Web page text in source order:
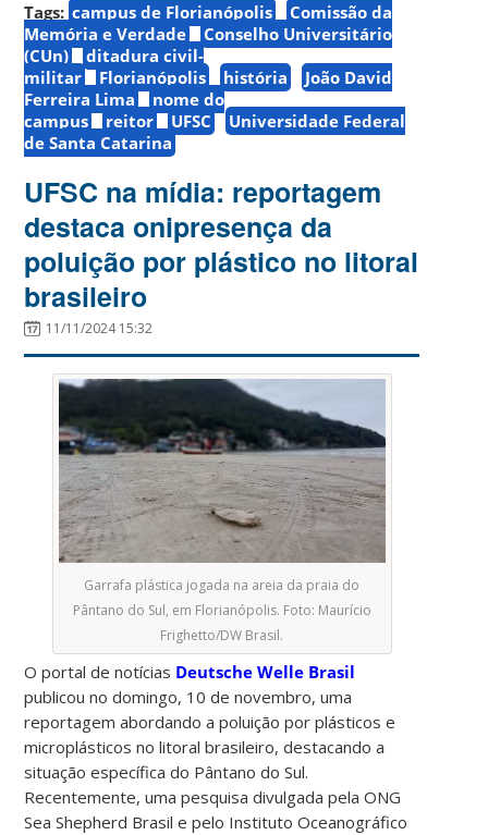
Tags: campus de Florianópolis
Comissão da
Memória e Verdade
Conselho Universitário
(CUn)
ditadura civil-
militar
Florianópolis história
João David
Ferreira Lima
nome do
campus
reitor UFSC
Universidade Federal
de Santa Catarina
UFSC na mídia: reportagem
destaca onipresença da
poluição por plástico no litoral
brasileiro
11/11/2024 15:32
Garrafa plástica jogada na areia da praia do
Pântano do Sul, em Florianópolis. Foto: Maurício
Frighetto/DW Brasil.
O portal de notícias Deutsche Welle Brasil
publicou no domingo, 10 de novembro, uma
reportagem abordando a poluição por plásticos e
microplásticos no litoral brasileiro, destacando a
situação específica do Pântano do Sul.
Recentemente, uma pesquisa divulgada pela ONG
Sea Shepherd Brasil e pelo Instituto Oceanográfico